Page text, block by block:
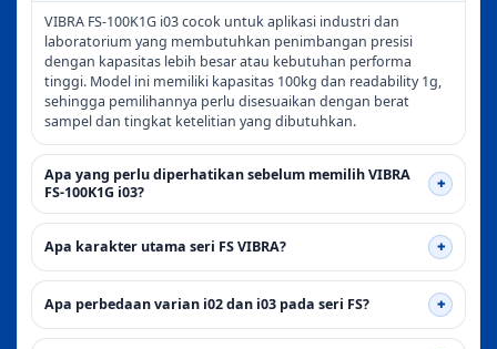
VIBRA FS-100K1G i03 cocok untuk aplikasi industri dan
laboratorium yang membutuhkan penimbangan presisi
dengan kapasitas lebih besar atau kebutuhan performa
tinggi. Model ini memiliki kapasitas 100kg dan readability 1g,
sehingga pemilihannya perlu disesuaikan dengan berat
sampel dan tingkat ketelitian yang dibutuhkan.
Apa yang perlu diperhatikan sebelum memilih VIBRA
FS-100K1G i03?
Apa karakter utama seri FS VIBRA?
Apa perbedaan varian i02 dan i03 pada seri FS?